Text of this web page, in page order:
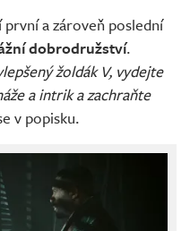
a zároveň poslední
dobrodružství.
žoldák V, vydejte
a intrik a zachraňte
v popisku.